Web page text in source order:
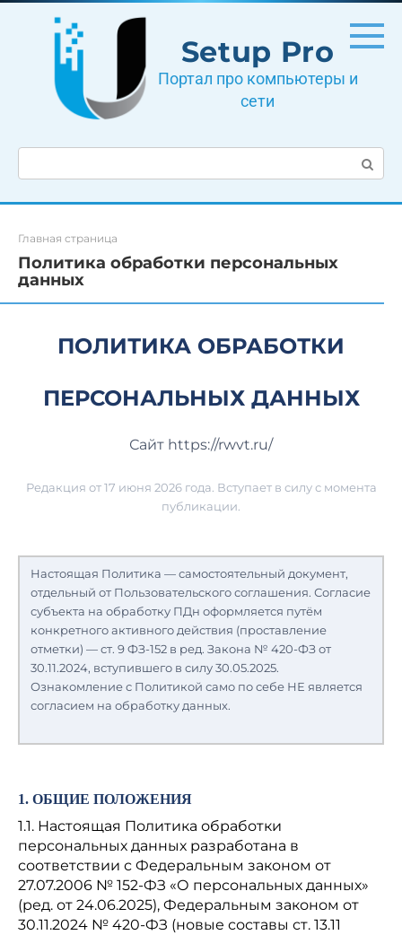
Перейти
Setup Pro
Портал про компьютеры и
сети
Главная страница
Политика обработки персональных
данных
ПОЛИТИКА ОБРАБОТКИ
ПЕРСОНАЛЬНЫХ ДАННЫХ
Сайт https://rwvt.ru/
Редакция от17 июня 2026 года. Вступает в силу с момента
публикации.
Настоящая Политика — самостоятельный документ,
отдельный от Пользовательского соглашения. Согласие
субъекта на обработку ПДн оформляется путём
конкретного активного действия (проставление
отметки) — ст. 9 ФЗ-152 в ред. Закона № 420-ФЗ от
30.11.2024, вступившего в силу 30.05.2025.
Ознакомление с Политикой само по себе НЕ является
согласием на обработку данных.
1. ОБЩИЕ ПОЛОЖЕНИЯ
1.1. Настоящая Политика обработки
персональных данных разработана в
соответствии с Федеральным законом от
27.07.2006 № 152-ФЗ «О персональных данных»
(ред. от 24.06.2025), Федеральным законом от
30.11.2024 № 420-ФЗ (новые составы ст. 13.11